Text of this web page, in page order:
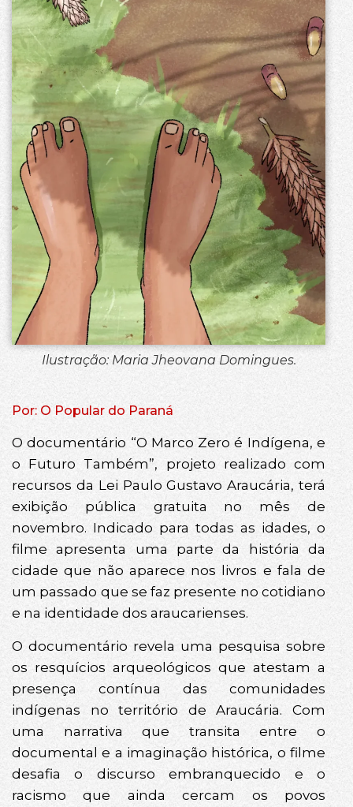
Ilustração: Maria Jheovana Domingues.
Por: O Popular do Paraná
O documentário “O Marco Zero é Indígena, e
o Futuro Também”, projeto realizado com
recursos da Lei Paulo Gustavo Araucária, terá
exibição pública gratuita no mês de
novembro. Indicado para todas as idades, o
filme apresenta uma parte da história da
cidade que não aparece nos livros e fala de
um passado que se faz presente no cotidiano
e na identidade dos araucarienses.
O documentário revela uma pesquisa sobre
os resquícios arqueológicos que atestam a
presença contínua das comunidades
indígenas no território de Araucária. Com
uma narrativa que transita entre o
documental e a imaginação histórica, o filme
desafia o discurso embranquecido e o
racismo que ainda cercam os povos